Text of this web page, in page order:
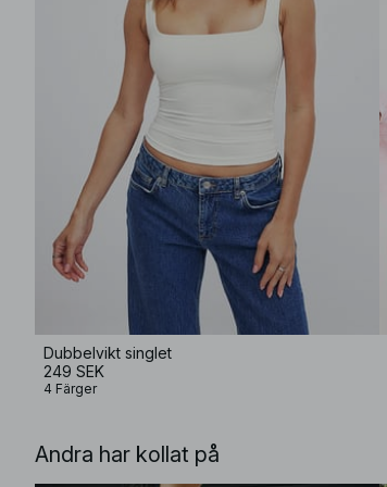
Dubbelvikt singlet
249 SEK
4 Färger
Andra har kollat på